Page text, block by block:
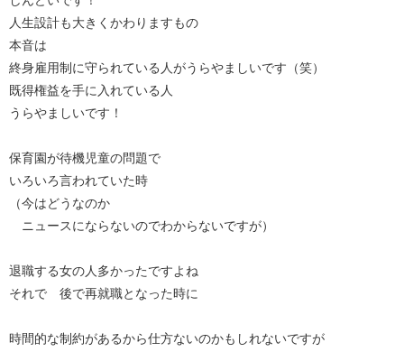
人生設計も大きくかわりますもの
本音は
終身雇用制に守られている人がうらやましいです（笑）
既得権益を手に入れている人
うらやましいです！
保育園が待機児童の問題で
いろいろ言われていた時
（今はどうなのか
ニュースにならないのでわからないですが）
退職する女の人多かったですよね
それで 後で再就職となった時に
時間的な制約があるから仕方ないのかもしれないですが